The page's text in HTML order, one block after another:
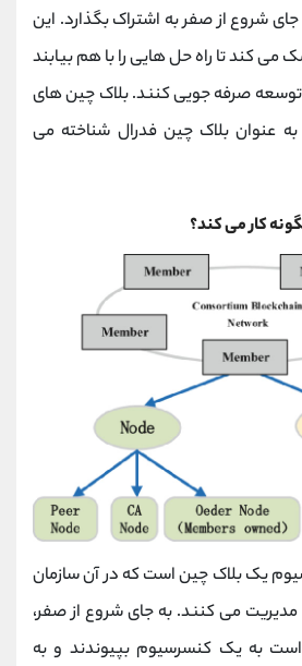
جای شروع از صفر به اشتراک بگذارد. این
می کند تا راه حل هایی را با هم بیابند
توسعه صرفه جویی کنند. بلاک چین های
عنوان بلاک چین فدرال شناخته می
کار می کند؟
یک بلاک چین است که در آن سازمان
می کنند. به جای شروع از صفر،
است به یک کنسرسیوم بپیوندند و به